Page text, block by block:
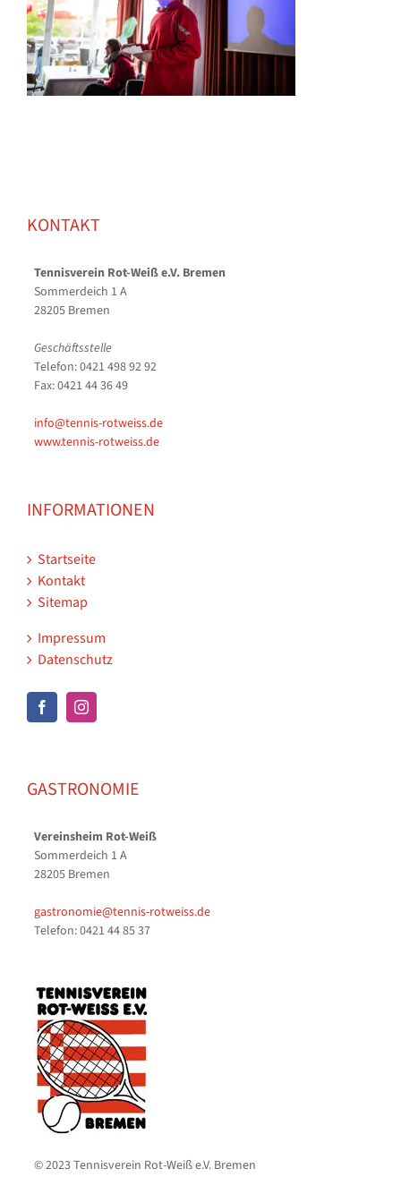
KONTAKT
Tennisverein Rot-Weiß e.V. Bremen
Sommerdeich 1 A
28205 Bremen
Geschäftsstelle
Telefon: 0421 498 92 92
Fax: 0421 44 36 49
info@tennis-rotweiss.de
www.tennis-rotweiss.de
INFORMATIONEN
Startseite
Kontakt
Sitemap
Impressum
Datenschutz
GASTRONOMIE
Vereinsheim Rot-Weiß
Sommerdeich 1 A
28205 Bremen
gastronomie@tennis-rotweiss.de
Telefon: 0421 44 85 37
© 2023 Tennisverein Rot-Weiß e.V. Bremen